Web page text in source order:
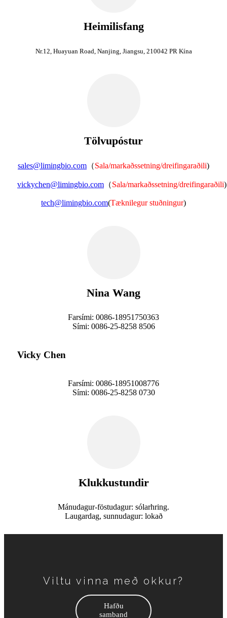
Heimilisfang
Nr.12, Huayuan Road, Nanjing, Jiangsu, 210042 PR Kína
Tölvupóstur
sales@limingbio.com （Sala/markaðssetning/dreifingaraðili)
vickychen@limingbio.com （Sala/markaðssetning/dreifingaraðili)
tech@limingbio.com(Tæknilegur stuðningur)
Nina Wang
Farsími: 0086-18951750363
Sími: 0086-25-8258 8506
Vicky Chen
Farsími: 0086-18951008776
Sími: 0086-25-8258 0730
Klukkustundir
Mánudagur-föstudagur: sólarhring.
Laugardag, sunnudagur: lokað
Viltu vinna með okkur?
Hafðu
samband